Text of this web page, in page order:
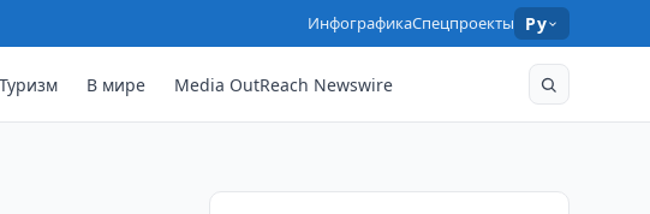
ИнфографикаСпецпроекты Ру
Туризм В мире Media OutReach Newswire